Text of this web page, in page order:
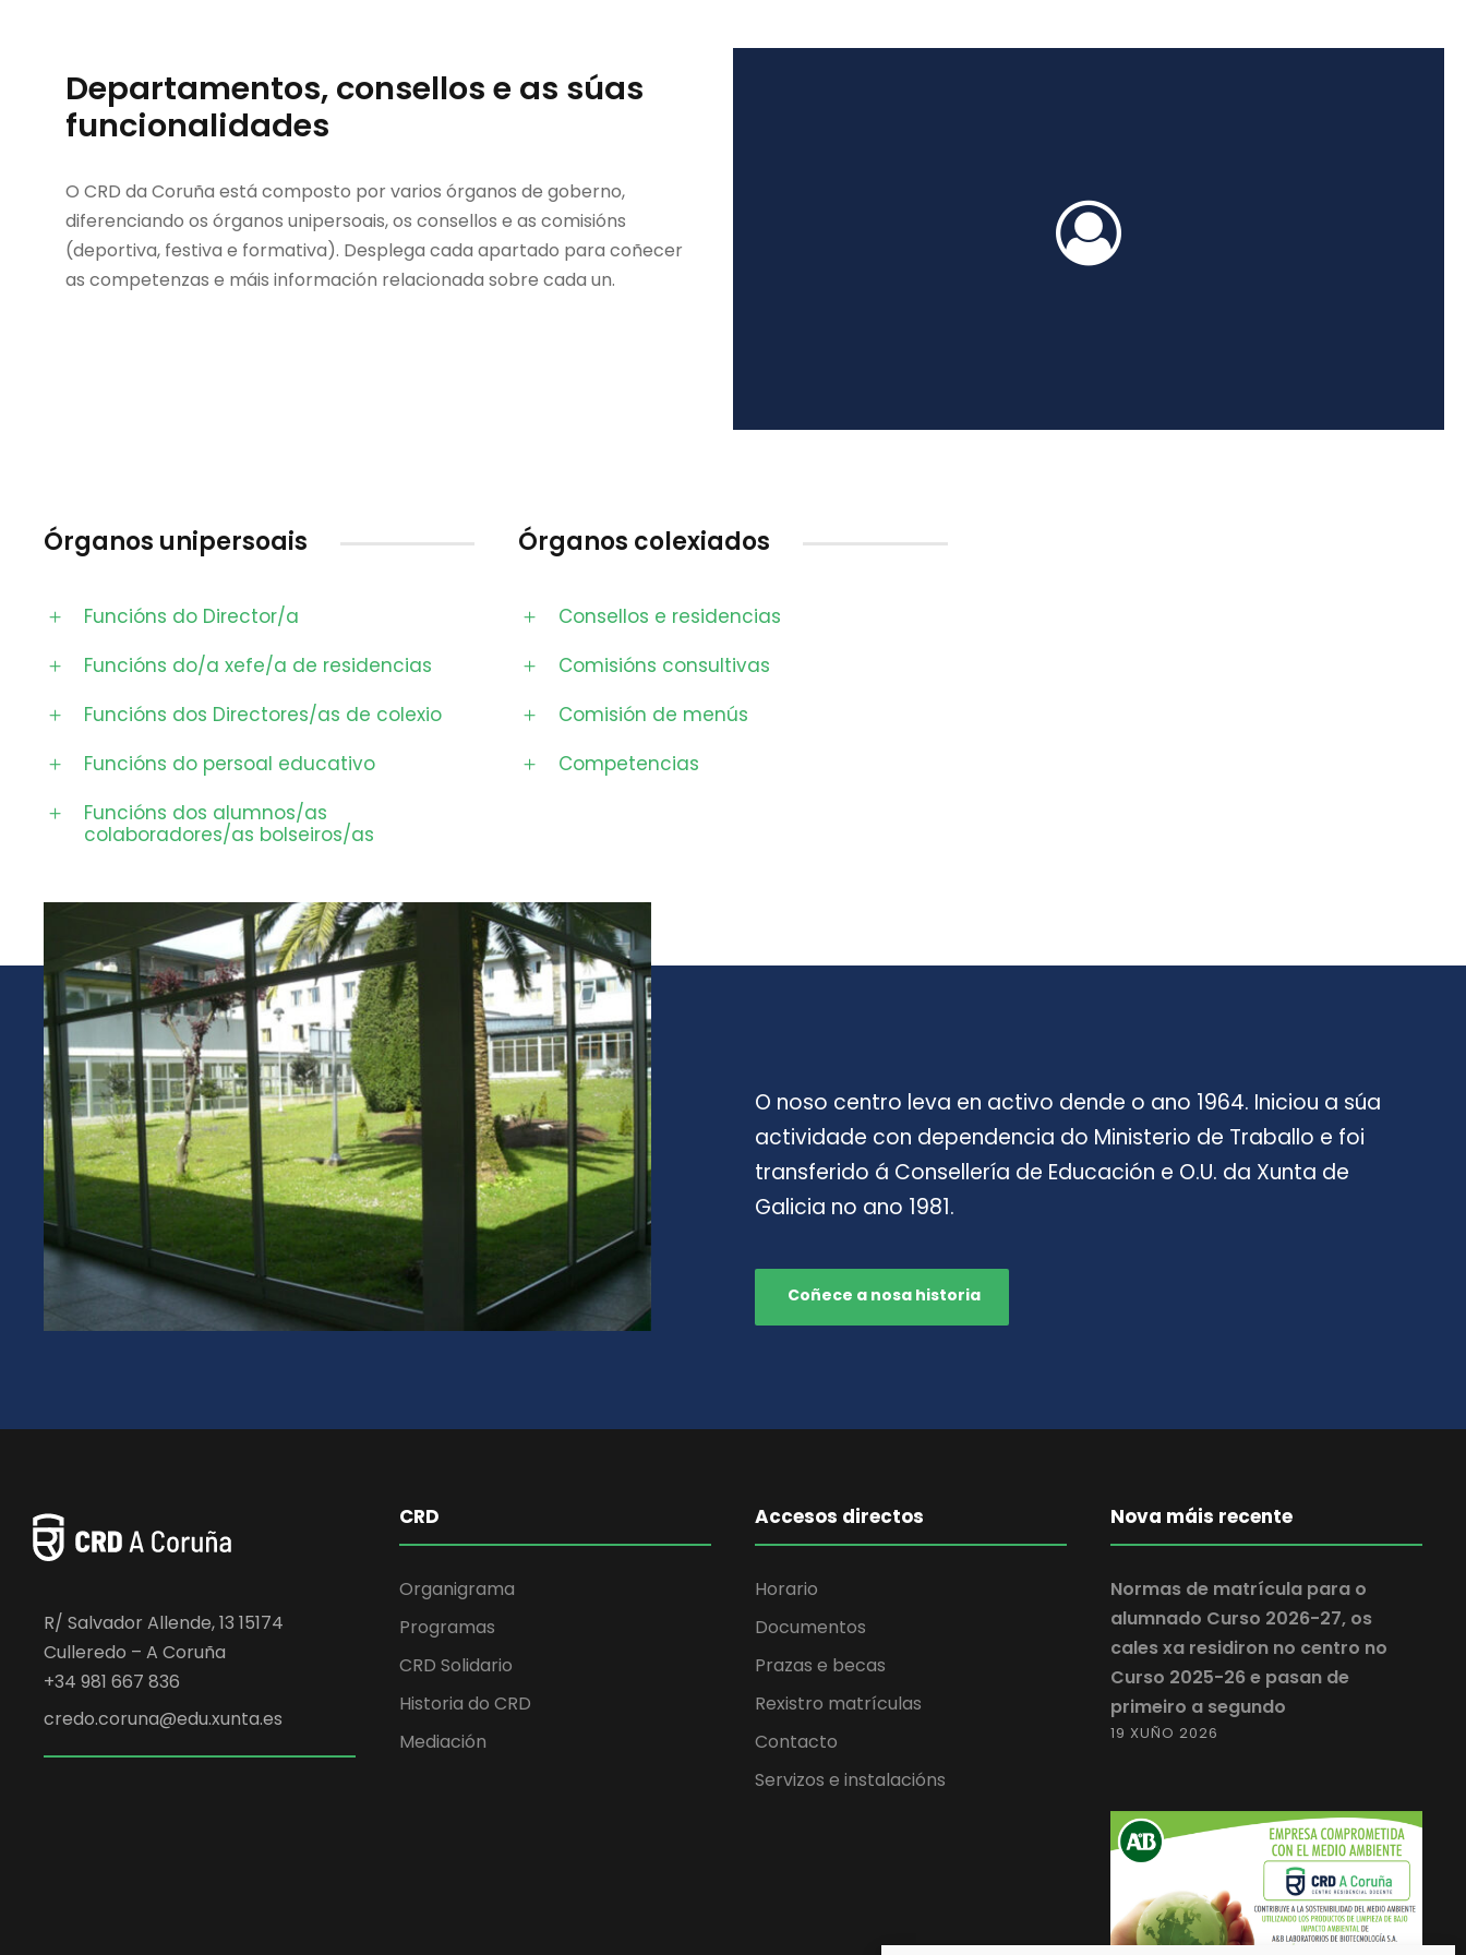
Departamentos, consellos e as súas
funcionalidades
O CRD da Coruña está composto por varios órganos de goberno,
diferenciando os órganos unipersoais, os consellos e as comisións
(deportiva, festiva e formativa). Desplega cada apartado para coñecer
as competenzas e máis información relacionada sobre cada un.
Órganos unipersoais
Funcións do Director/a
Funcións do/a xefe/a de residencias
Funcións dos Directores/as de colexio
Funcións do persoal educativo
Funcións dos alumnos/as
colaboradores/as bolseiros/as
Órganos colexiados
Consellos e residencias
Comisións consultivas
Comisión de menús
Competencias
O noso centro leva en activo dende o ano 1964. Iniciou a súa
actividade con dependencia do Ministerio de Traballo e foi
transferido á Consellería de Educación e O.U. da Xunta de
Galicia no ano 1981.
Coñece a nosa historia
R/ Salvador Allende, 13 15174
Culleredo – A Coruña
+34 981 667 836
credo.coruna@edu.xunta.es
CRD
Organigrama
Programas
CRD Solidario
Historia do CRD
Mediación
Accesos directos
Horario
Documentos
Prazas e becas
Rexistro matrículas
Contacto
Servizos e instalacións
Nova máis recente
Normas de matrícula para o
alumnado Curso 2026-27, os
cales xa residiron no centro no
Curso 2025-26 e pasan de
primeiro a segundo
19 XUÑO 2026